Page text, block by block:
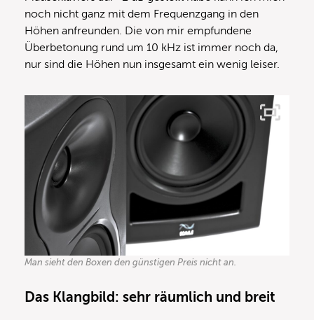
noch nicht ganz mit dem Frequenzgang in den
Höhen anfreunden. Die von mir empfundene
Überbetonung rund um 10 kHz ist immer noch da,
nur sind die Höhen nun insgesamt ein wenig leiser.
Man sieht den Boxen den günstigen Preis nicht an.
Das Klangbild: sehr räumlich und breit